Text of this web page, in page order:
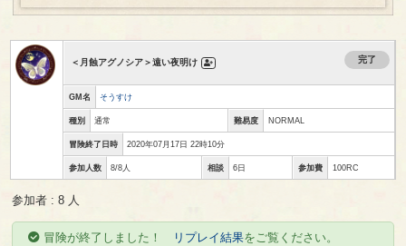
＜月蝕アグノシア＞遠い夜明け 完了
GM名 そうすけ
種別 通常 難易度 NORMAL
冒険終了日時 2020年07月17日 22時10分
参加人数 8/8人 相談 6日 参加費 100RC
参加者 : 8 人
冒険が終了しました！ リプレイ結果をご覧ください。